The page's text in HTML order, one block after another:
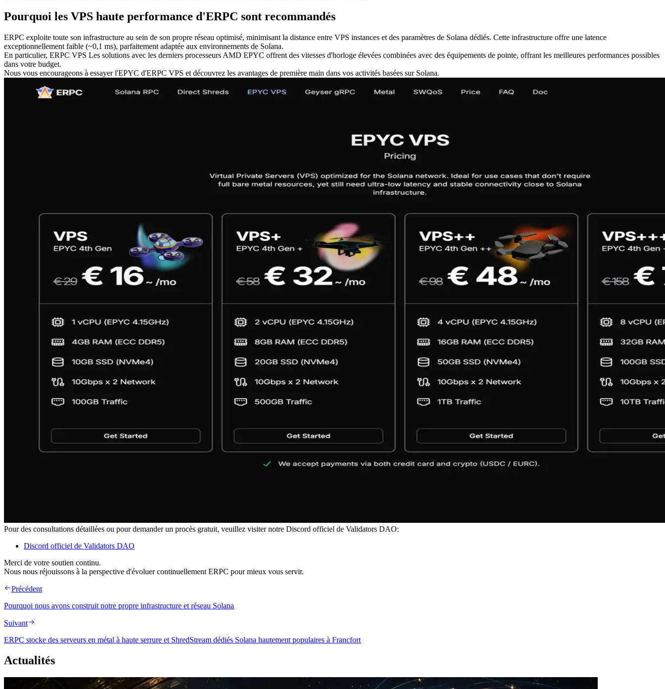
Pourquoi les VPS haute performance d'ERPC sont recommandés
ERPC exploite toute son infrastructure au sein de son propre réseau optimisé, minimisant la distance entre VPS instances et des paramètres de Solana dédiés. Cette infrastructure offre une latence
exceptionnellement faible (~0,1 ms), parfaitement adaptée aux environnements de Solana.
En particulier, ERPC VPS Les solutions avec les derniers processeurs AMD EPYC offrent des vitesses d'horloge élevées combinées avec des équipements de pointe, offrant les meilleures performances possibles
dans votre budget.
Nous vous encourageons à essayer l'EPYC d'ERPC VPS et découvrez les avantages de première main dans vos activités basées sur Solana.
Pour des consultations détaillées ou pour demander un procès gratuit, veuillez visiter notre Discord officiel de Validators DAO:
Discord officiel de Validators DAO
Merci de votre soutien continu.
Nous nous réjouissons à la perspective d'évoluer continuellement ERPC pour mieux vous servir.
Précédent
Pourquoi nous avons construit notre propre infrastructure et réseau Solana
Suivant
ERPC stocke des serveurs en métal à haute serrure et ShredStream dédiés Solana hautement populaires à Francfort
Actualités